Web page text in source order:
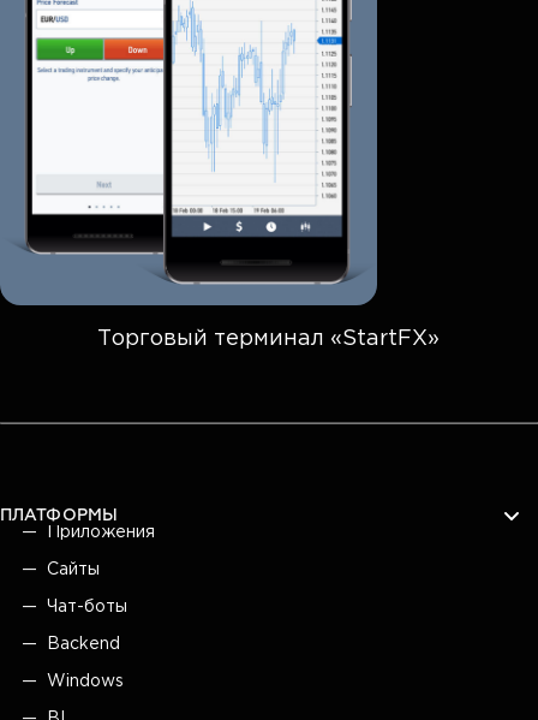
Торговый терминал «StartFX»
ПЛАТФОРМЫ
Приложения
Сайты
Чат-боты
Backend
Windows